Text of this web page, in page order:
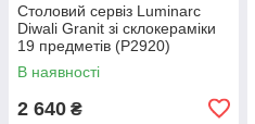
Столовий сервіз Luminarc
Diwali Granit зі склокераміки
19 предметів (P2920)
В наявності
2 640 ₴